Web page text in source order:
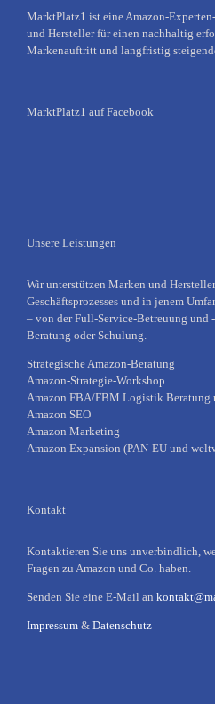
MarktPlatz1 ist eine Amazon-
und Hersteller für einen nachhaltig
Markenauftritt und langfristig
MarktPlatz1 auf Facebook
Unsere Leistungen
Wir unterstützen Marken und
Geschäftsprozesses und in jenem
– von der Full-Service-Betreuung und
Beratung oder Schulung.
Strategische Amazon-Beratung
Amazon-Strategie-Workshop
Amazon FBA/FBM Logistik Beratung
Amazon SEO
Amazon Marketing
Amazon Expansion (PAN-EU und
Kontakt
Kontaktieren Sie uns unverbindlich,
Fragen zu Amazon und Co. haben.
Senden Sie eine E-Mail an
Impressum & Datenschutz